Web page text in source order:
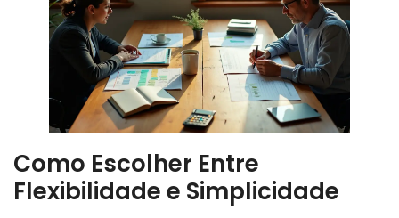
Como Escolher Entre
Flexibilidade e Simplicidade